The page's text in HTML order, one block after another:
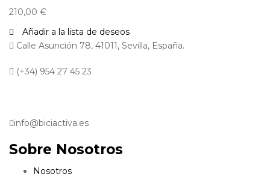
210,00 €
Añadir a la lista de deseos
Calle Asunción 78, 41011, Sevilla, España.
(+34) 954 27 45 23
info@biciactiva.es
Sobre Nosotros
Nosotros